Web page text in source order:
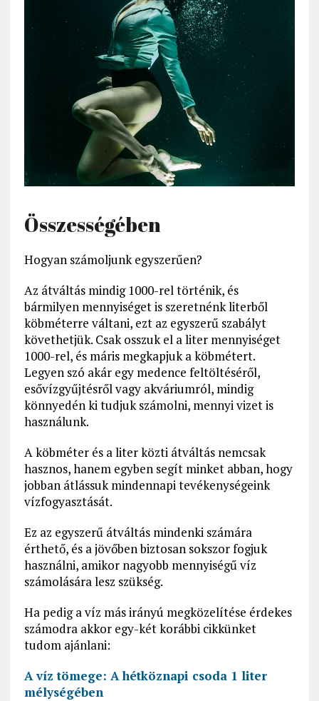
Összességében
Hogyan számoljunk egyszerűen?
Az átváltás mindig 1000-rel történik, és
bármilyen mennyiséget is szeretnénk literből
köbméterre váltani, ezt az egyszerű szabályt
követhetjük. Csak osszuk el a liter mennyiséget
1000-rel, és máris megkapjuk a köbmétert.
Legyen szó akár egy medence feltöltéséről,
esővízgyűjtésről vagy akváriumról, mindig
könnyedén ki tudjuk számolni, mennyi vizet is
használunk.
A köbméter és a liter közti átváltás nemcsak
hasznos, hanem egyben segít minket abban, hogy
jobban átlássuk mindennapi tevékenységeink
vízfogyasztását.
Ez az egyszerű átváltás mindenki számára
érthető, és a jövőben biztosan sokszor fogjuk
használni, amikor nagyobb mennyiségű víz
számolására lesz szükség.
Ha pedig a víz más irányú megközelítése érdekes
számodra akkor egy-két korábbi cikkünket
tudom ajánlani:
A víz tömege: A hétköznapi csoda 1 liter
mélységében